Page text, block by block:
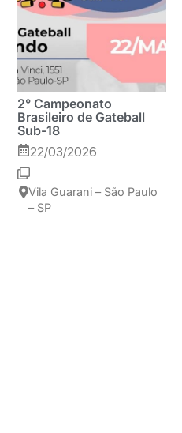
2° Campeonato
Brasileiro de Gateball
Sub-18
22/03/2026
Vila Guarani – São Paulo
– SP